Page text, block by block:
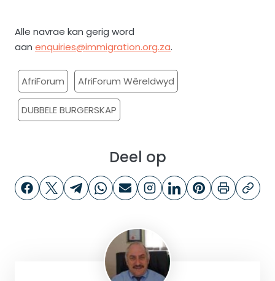
Alle navrae kan gerig word
aan enquiries@immigration.org.za.
AfriForum AfriForum Wêreldwyd
DUBBELE BURGERSKAP
Deel op